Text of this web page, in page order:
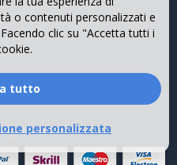
Reserved.
o contenuti personalizzati e
clic su "Accetta tutti i
personalizzata
tutto